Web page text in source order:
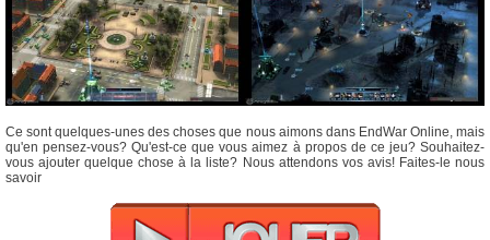
Ce sont quelques-unes des choses que nous aimons dans EndWar Online, mais
qu'en pensez-vous? Qu'est-ce que vous aimez à propos de ce jeu? Souhaitez-
vous ajouter quelque chose à la liste? Nous attendons vos avis! Faites-le nous
savoir